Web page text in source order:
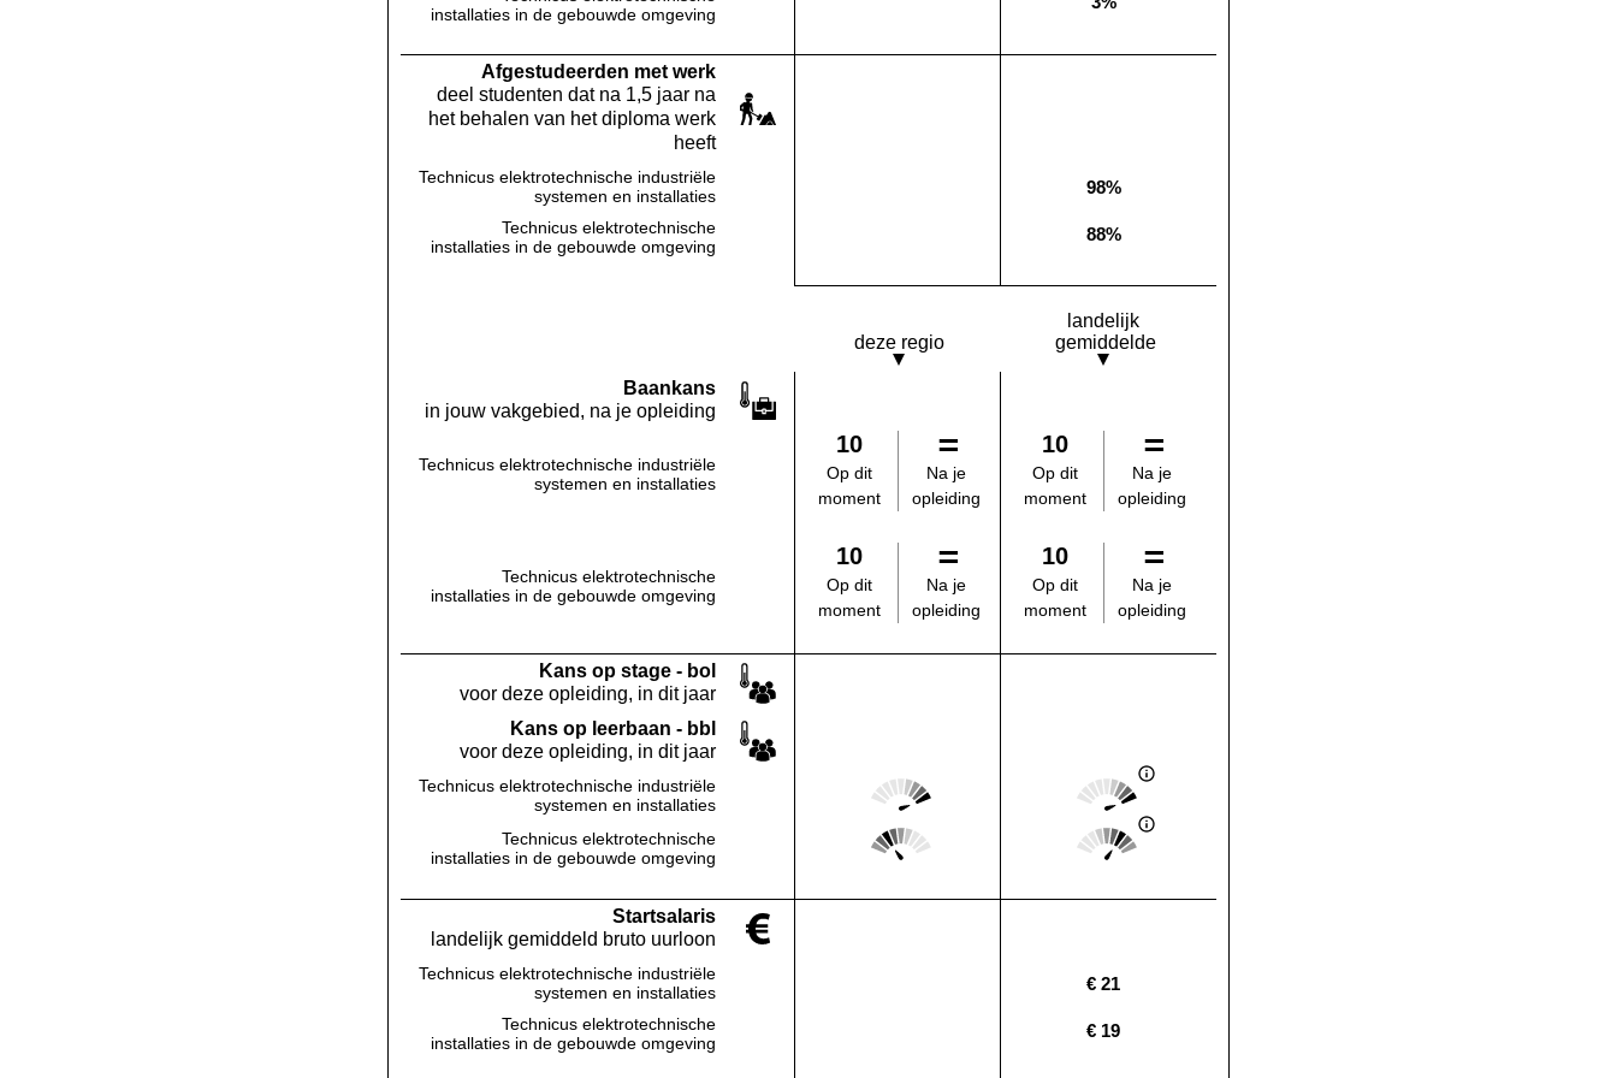
installaties in de gebouwde omgeving
Landelijk gemiddelde:
Af­gestudeerden met werk
deel studenten dat na 1,5 jaar na
het behalen van het diploma werk
heeft
Technicus elektrotechnische industriële
systemen en installaties
Landelijk gemiddelde:
98%
Technicus elektrotechnische
installaties in de gebouwde omgeving
Landelijk gemiddelde:
88%
deze regio
landelijk
gemiddelde
Baankans
in jouw vakgebied, na je opleiding
Technicus elektrotechnische industriële
systemen en installaties
10
Op dit
moment
Na je
opleiding
10
Op dit
moment
Na je
opleiding
Technicus elektrotechnische
installaties in de gebouwde omgeving
10
Op dit
moment
Na je
opleiding
10
Op dit
moment
Na je
opleiding
Kans op stage - bol
voor deze opleiding, in dit jaar
Kans op leerbaan - bbl
voor deze opleiding, in dit jaar
Technicus elektrotechnische industriële
systemen en installaties
Deze regio:
Score: 5 van 5
Landelijk gemiddelde:
Score: 5 van 5
Technicus elektrotechnische
installaties in de gebouwde omgeving
Deze regio:
Score: 2 van 5
Landelijk gemiddelde:
Score: 4 van 5
Startsalaris
landelijk gemiddeld bruto uurloon
Technicus elektrotechnische industriële
systemen en installaties
Landelijk gemiddelde:
€ 21
Technicus elektrotechnische
installaties in de gebouwde omgeving
Landelijk gemiddelde:
€ 19